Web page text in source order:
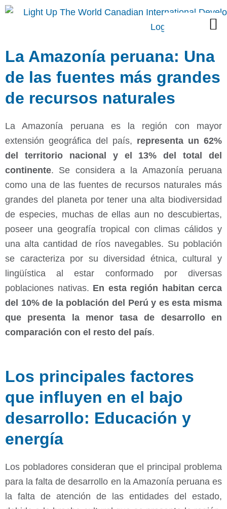
Skip
La Amazonía peruana: Una
de las fuentes más grandes
de recursos naturales
La Amazonía peruana es la región con mayor
extensión geográfica del país, representa un 62%
del territorio nacional y el 13% del total del
continente. Se considera a la Amazonía peruana
como una de las fuentes de recursos naturales más
grandes del planeta por tener una alta biodiversidad
de especies, muchas de ellas aun no descubiertas,
poseer una geografía tropical con climas cálidos y
una alta cantidad de ríos navegables. Su población
se caracteriza por su diversidad étnica, cultural y
lingüística al estar conformado por diversas
poblaciones nativas. En esta región habitan cerca
del 10% de la población del Perú y es esta misma
que presenta la menor tasa de desarrollo en
comparación con el resto del país.
Los principales factores
que influyen en el bajo
desarrollo: Educación y
energía
Los pobladores consideran que el principal problema
para la falta de desarrollo en la Amazonía peruana es
la falta de atención de las entidades del estado,